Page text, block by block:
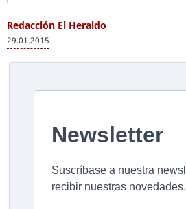
Redacción El Heraldo
29.01.2015